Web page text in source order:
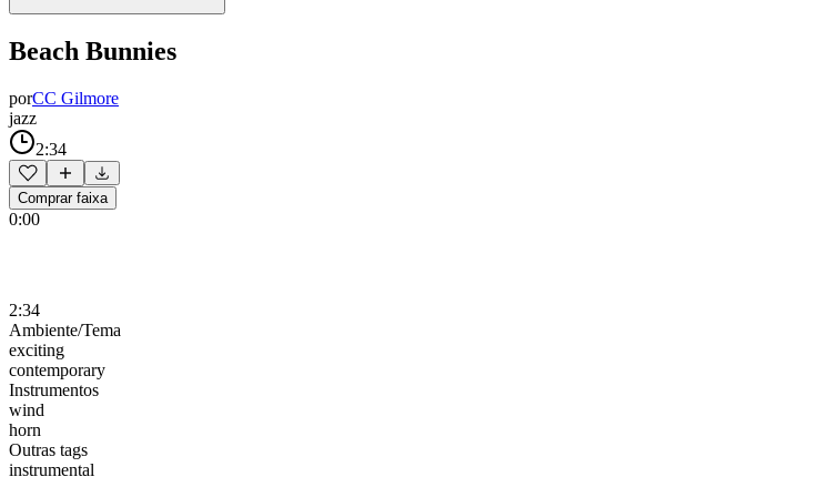
Beach Bunnies
porCC Gilmore
jazz
2:34
Comprar faixa
0:00
2:34
Ambiente/Tema
exciting
contemporary
Instrumentos
wind
horn
Outras tags
instrumental